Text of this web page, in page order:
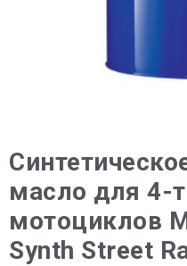
масло для 4-
мотоциклов
Synth Street